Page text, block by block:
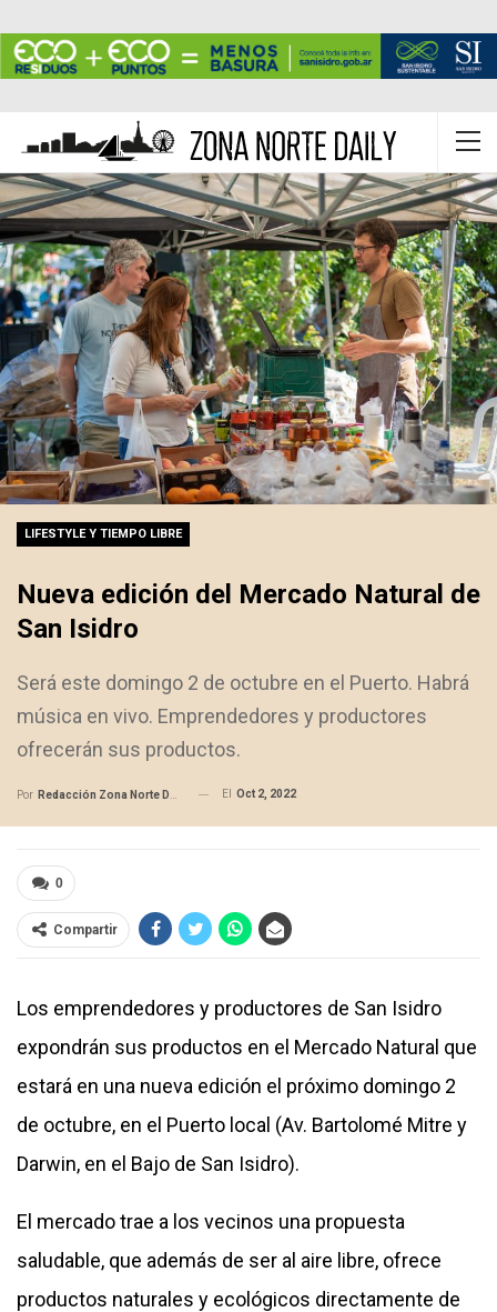
LIFESTYLE Y TIEMPO LIBRE
Nueva edición del Mercado Natural de
San Isidro
Será este domingo 2 de octubre en el Puerto. Habrá
música en vivo. Emprendedores y productores
ofrecerán sus productos.
Por Redacción Zona Norte Daily El Oct 2, 2022
0
Compartir
Los emprendedores y productores de San Isidro
expondrán sus productos en el Mercado Natural que
estará en una nueva edición el próximo domingo 2
de octubre, en el Puerto local (Av. Bartolomé Mitre y
Darwin, en el Bajo de San Isidro).
El mercado trae a los vecinos una propuesta
saludable, que además de ser al aire libre, ofrece
productos naturales y ecológicos directamente de